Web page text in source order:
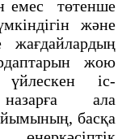
емес төтенше
және
жою
іс-
назарға ала
басқа